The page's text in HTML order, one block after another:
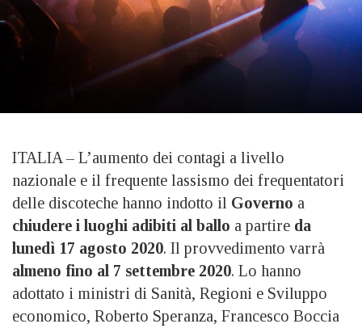
ITALIA – L’aumento dei contagi a livello
nazionale e il frequente lassismo dei frequentatori
delle discoteche hanno indotto il Governo a
chiudere i luoghi adibiti al ballo a partire da
lunedì 17 agosto 2020. Il provvedimento varrà
almeno fino al 7 settembre 2020. Lo hanno
adottato i ministri di Sanità, Regioni e Sviluppo
economico, Roberto Speranza, Francesco Boccia